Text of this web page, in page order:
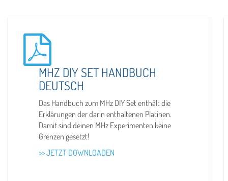
MHZ DIY SET HANDBUCH
DEUTSCH
Das Handbuch zum MHz DIY Set enthält die
Erklärungen der darin enthaltenen Platinen.
Damit sind deinen MHz Experimenten keine
Grenzen gesetzt!
>> JETZT DOWNLOADEN